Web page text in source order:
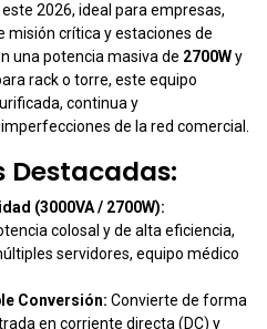
2026, ideal para empresas,
misión crítica y estaciones de
una potencia masiva de 2700Wy
rack o torre, este equipo
continua y
de la red comercial.
Destacadas:
(3000VA / 2700W):
colosal y de alta eficiencia,
servidores, equipo médico
Conversión: Convierte de forma
en corriente directa (DC) y